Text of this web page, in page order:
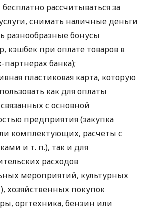
бесплатно рассчитываться за
снимать наличные деньги
разнообразные бонусы
кэшбек при оплате товаров в
партнерах банка);
пластиковая карта, которую
как для оплаты
с основной
предприятия (закупка
комплектующих, расчеты с
и т. п.), так и для
расходов
мероприятий, культурных
хозяйственных покупок
оргтехника, бензин или